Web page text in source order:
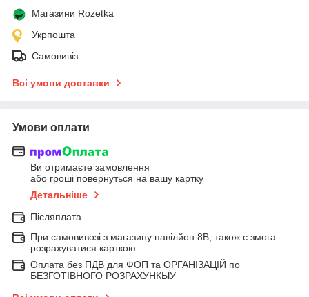
Магазини Rozetka
Укрпошта
Самовивіз
Всі умови доставки
Умови оплати
Ви отримаєте замовлення
або гроші повернуться на вашу картку
Детальніше
Післяплата
При самовивозі з магазину павілйон 8В, також є змога
розрахуватися карткою
Оплата без ПДВ для ФОП та ОРГАНІЗАЦІЙ по
БЕЗГОТІВНОГО РОЗРАХУНКЫУ